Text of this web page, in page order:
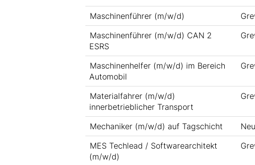
Maschinenführer (m/w/d)
Maschinenführer (m/w/d) CAN 2
ESRS
Maschinenhelfer (m/w/d) im Bereich
Automobil
Materialfahrer (m/w/d)
innerbetrieblicher Transport
Mechaniker (m/w/d) auf Tagschicht
MES Techlead / Softwarearchitekt
(m/w/d)